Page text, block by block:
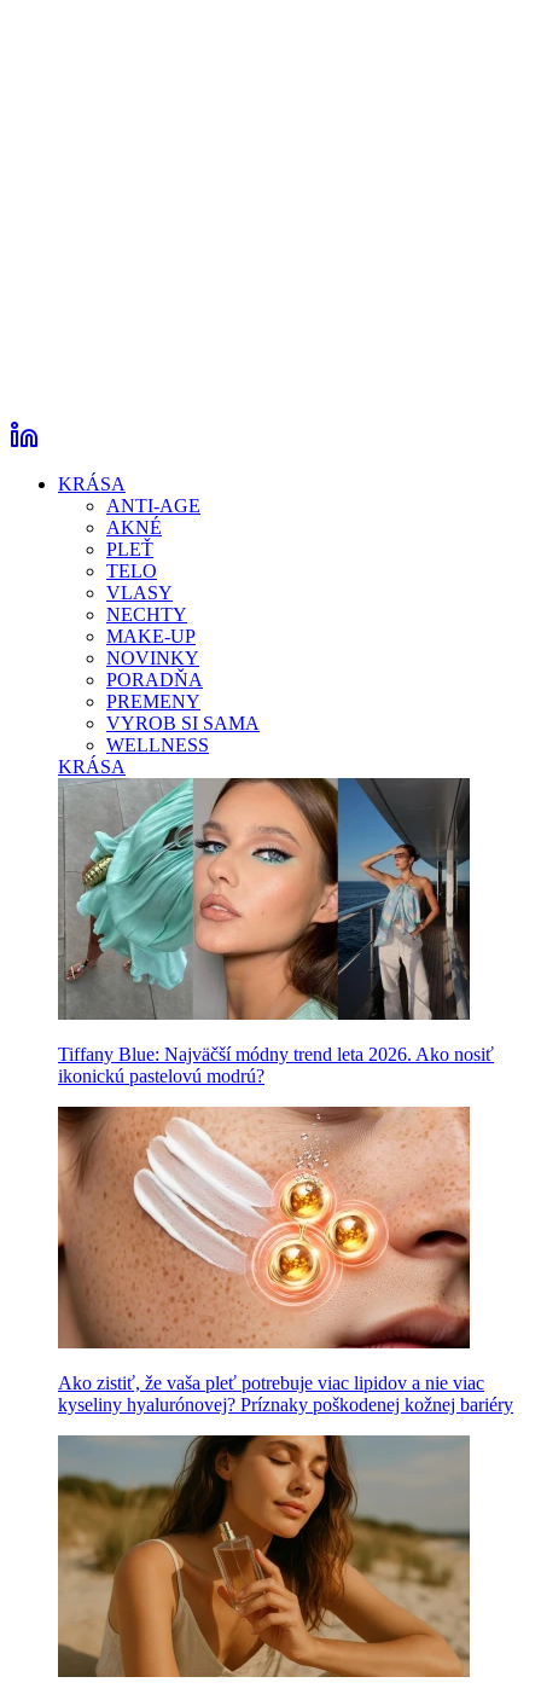
KRÁSA
ANTI-AGE
AKNÉ
PLEŤ
TELO
VLASY
NECHTY
MAKE-UP
NOVINKY
PORADŇA
PREMENY
VYROB SI SAMA
WELLNESS
KRÁSA
Tiffany Blue: Najväčší módny trend leta 2026. Ako nosiť
ikonickú pastelovú modrú?
Ako zistiť, že vaša pleť potrebuje viac lipidov a nie viac
kyseliny hyalurónovej? Príznaky poškodenej kožnej bariéry